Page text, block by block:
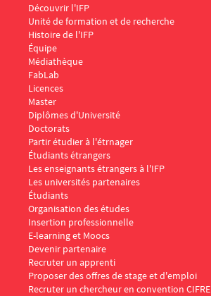
Menu Footer IFP 1
Découvrir l'IFP
Unité de formation et de recherche
Histoire de l'IFP
Équipe
Médiathèque
FabLab
Menu Footer IFP 2
Licences
Master
Diplômes d'Université
Doctorats
Menu Footer IFP 3
Partir étudier à l'étrnager
Étudiants étrangers
Les enseignants étrangers à l'IFP
Les universités partenaires
Menu Footer IFP 4
Étudiants
Organisation des études
Insertion professionnelle
E-learning et Moocs
Menu Footer IFP 5
Devenir partenaire
Recruter un apprenti
Proposer des offres de stage et d'emploi
Recruter un chercheur en convention CIFRE